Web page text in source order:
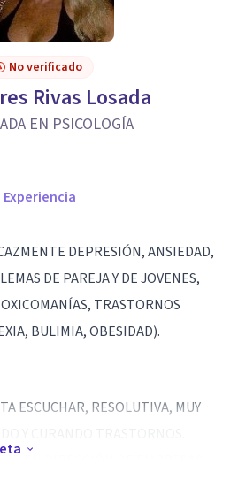
No verificado
Rivas Losada
EN PSICOLOGÍA
Experiencia
DEPRESIÓN, ANSIEDAD,
DE PAREJA Y DE JOVENES,
TRASTORNOS
BULIMIA, OBESIDAD).
ESCUCHAR, RESOLUTIVA, MUY
EN DIRECCIÓN DE EMPRESAS,